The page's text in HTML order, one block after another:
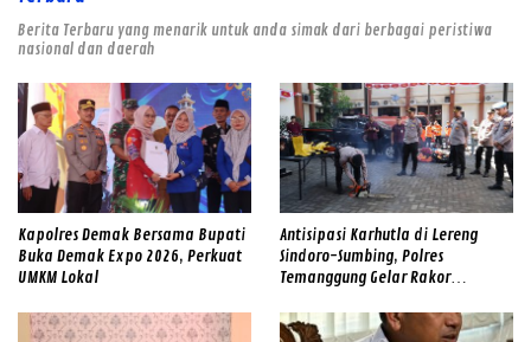
Berita Terbaru yang menarik untuk anda simak dari berbagai peristiwa
nasional dan daerah
Kapolres Demak Bersama Bupati
Buka Demak Expo 2026, Perkuat
UMKM Lokal
Antisipasi Karhutla di Lereng
Sindoro-Sumbing, Polres
Temanggung Gelar Rakor
Gabungan